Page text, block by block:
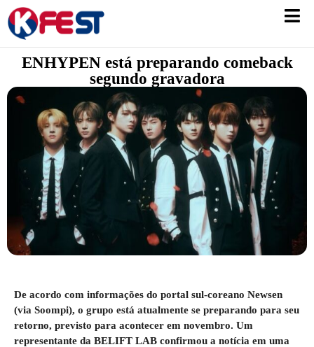
ENHYPEN está preparando comeback
segundo gravadora
De acordo com informações do portal sul-coreano Newsen
(via Soompi), o grupo está atualmente se preparando para seu
retorno, previsto para acontecer em novembro. Um
representante da BELIFT LAB confirmou a notícia em uma